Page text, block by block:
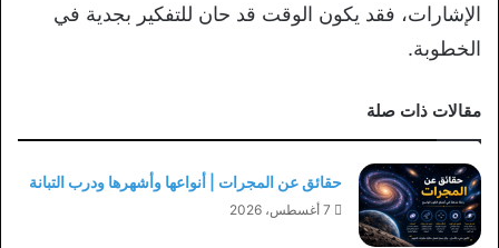
الإشارات، فقد يكون الوقت قد حان للتفكير بجدية في
الخطوبة.
مقالات ذات صلة
حقائق عن المجرات | أنواعها وأشهرها ودرب التبانة
7 أغسطس، 2026